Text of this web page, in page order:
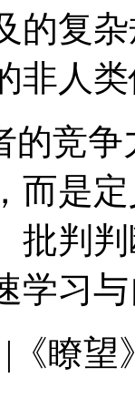
的复
非人
的竞争
而是
批判
学习
望》